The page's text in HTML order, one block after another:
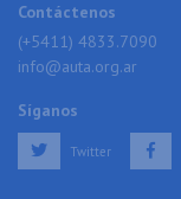
Contáctenos
(+5411) 4833.7090
info@auta.org.ar
Síganos
Twitter